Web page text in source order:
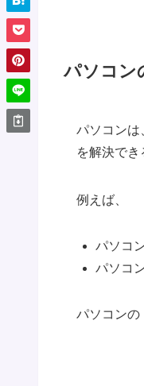
パソコン
パソコンは
を解決でき
例えば、
パソコ
パソコ
パソコンの